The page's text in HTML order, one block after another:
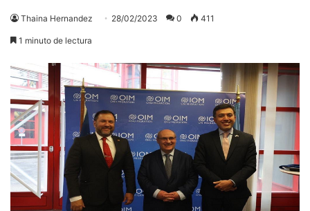
Thaina Hernandez 28/02/2023 0 411
1 minuto de lectura